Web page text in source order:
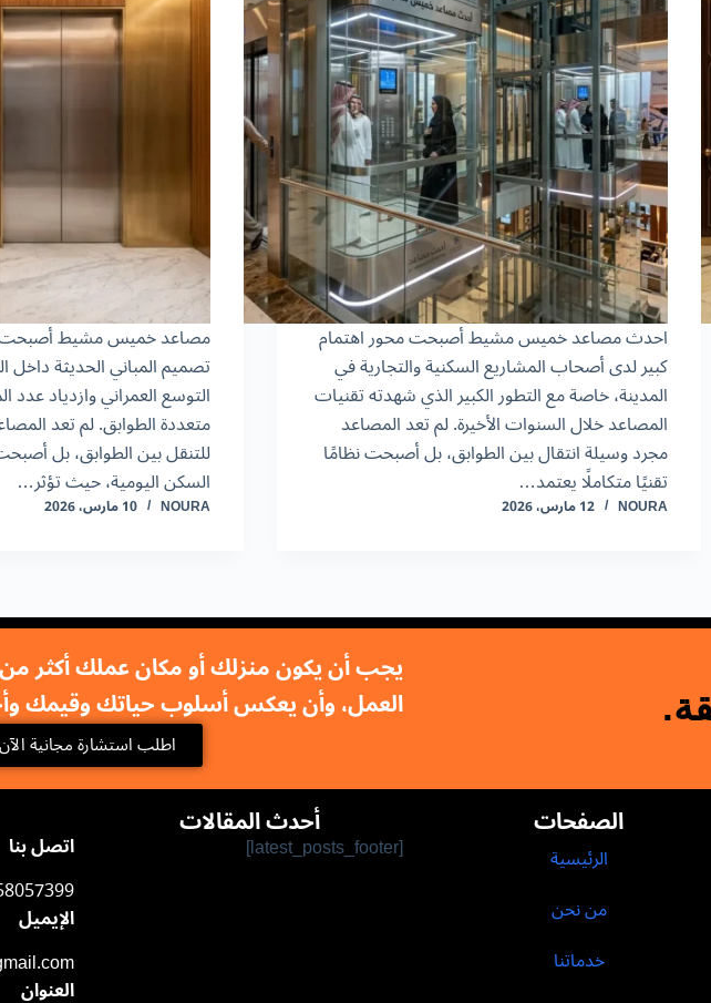
احدث مصاعد خميس مشيط أصبحت محور اهتمام
كبير لدى أصحاب المشاريع السكنية والتجارية في
المدينة، خاصة مع التطور الكبير الذي شهدته تقنيات
المصاعد خلال السنوات الأخيرة. لم تعد المصاعد
مجرد وسيلة انتقال بين الطوابق، بل أصبحت نظامًا
تقنيًا متكاملًا يعتمد…
NOURA 12 مارس، 2026
مصاعد خميس مشيط أصبحت
تصميم المباني الحديثة داخل
التوسع العمراني وازدياد عدد
متعددة الطوابق. لم تعد
للتنقل بين الطوابق، بل
السكن اليومية، حيث تؤثر…
NOURA 10 مارس، 2026
اطلب استشارة مجانية
يجب أن يكون منزلك أو مكان عملك أكثر
العمل، وأن يعكس أسلوب حياتك وقيمك
الصفحات
الرئيسية
من نحن
خدماتنا
أحدث المقالات
[latest_posts_footer]
اتصل بنا
الإيميل
العنوان